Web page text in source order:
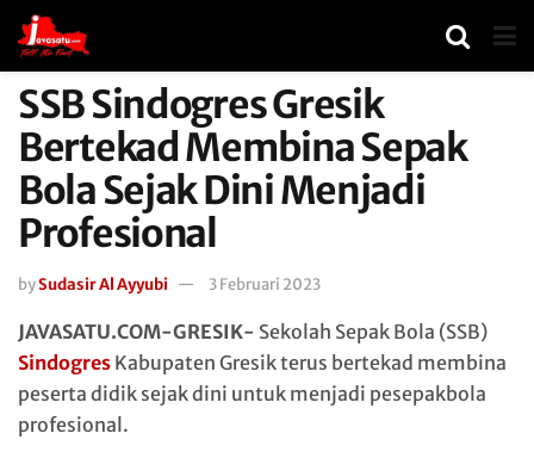
SSB Sindogres Gresik
Bertekad Membina Sepak
Bola Sejak Dini Menjadi
Profesional
bySudasir Al Ayyubi 3 Februari 2023
JAVASATU.COM-GRESIK- Sekolah Sepak Bola (SSB)
Sindogres Kabupaten Gresik terus bertekad membina
peserta didik sejak dini untuk menjadi pesepakbola
profesional.